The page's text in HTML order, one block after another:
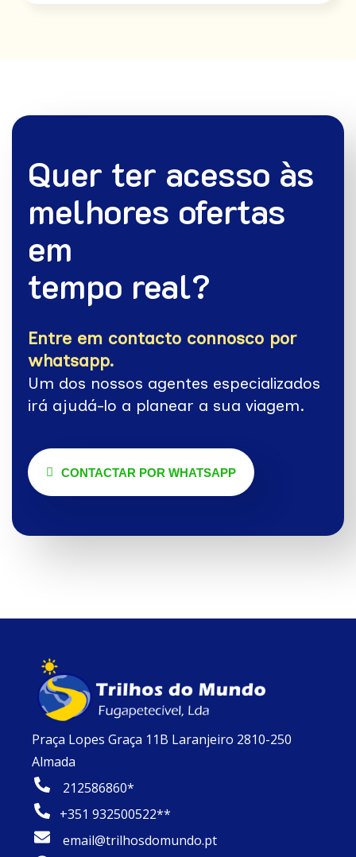
Quer ter acesso às
melhores ofertas
em
tempo real?
Entre em contacto connosco por
whatsapp.
Um dos nossos agentes especializados
irá ajudá-lo a planear a sua viagem.
CONTACTAR POR WHATSAPP
Praça Lopes Graça 11B Laranjeiro 2810-250
Almada
212586860*
+351 932500522**
email@trilhosdomundo.pt